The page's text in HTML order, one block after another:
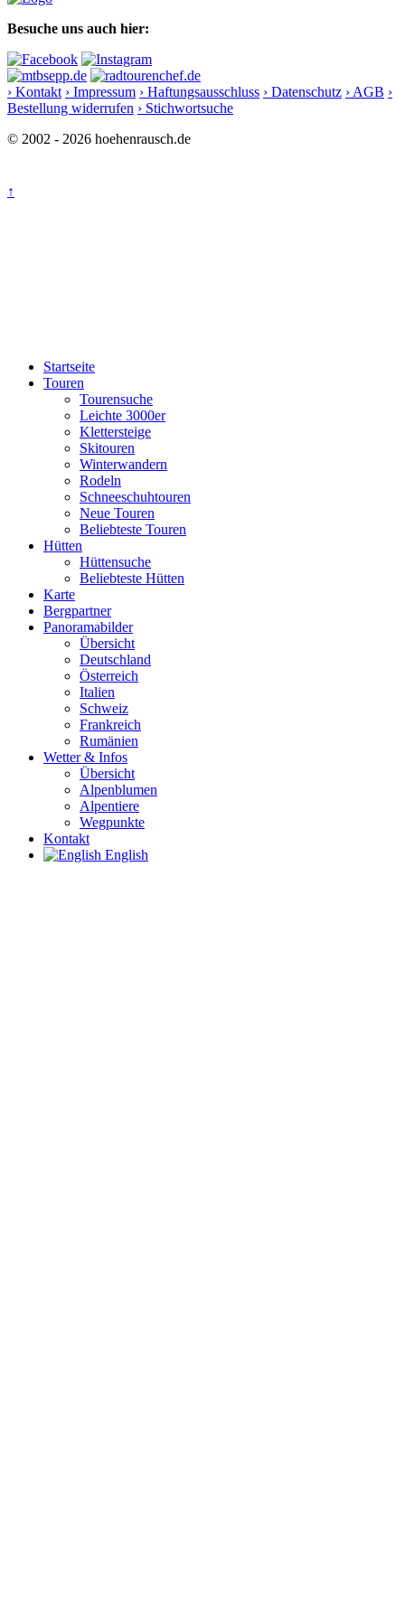
Besuche uns auch hier:
› Kontakt › Impressum › Haftungsausschluss › Datenschutz › AGB ›
Bestellung widerrufen › Stichwortsuche
© 2002 - 2026 hoehenrausch.de
↑
Startseite
Touren
Tourensuche
Leichte 3000er
Klettersteige
Skitouren
Winterwandern
Rodeln
Schneeschuhtouren
Neue Touren
Beliebteste Touren
Hütten
Hüttensuche
Beliebteste Hütten
Karte
Bergpartner
Panoramabilder
Übersicht
Deutschland
Österreich
Italien
Schweiz
Frankreich
Rumänien
Wetter & Infos
Übersicht
Alpenblumen
Alpentiere
Wegpunkte
Kontakt
English